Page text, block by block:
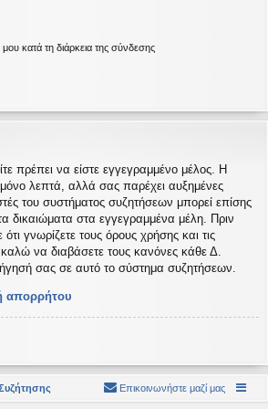
κατά τη διάρκεια της σύνδεσης
πρέπει να είστε εγγεγραμμένο μέλος. Η
μόνο λεπτά, αλλά σας παρέχει αυξημένες
του συστήματος συζητήσεων μπορεί επίσης
δικαιώματα στα εγγεγραμμένα μέλη. Πριν
ότι γνωρίζετε τους όρους χρήσης και τις
να διαβάσετε τους κανόνες κάθε Δ.
σας σε αυτό το σύστημα συζητήσεων.
απορρήτου
Επικοινωνήστε μαζί μας